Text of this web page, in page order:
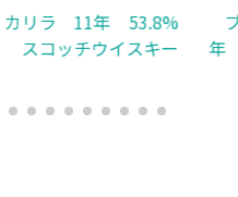
カリラ 11年 53.8%
スコッチウイスキー
年